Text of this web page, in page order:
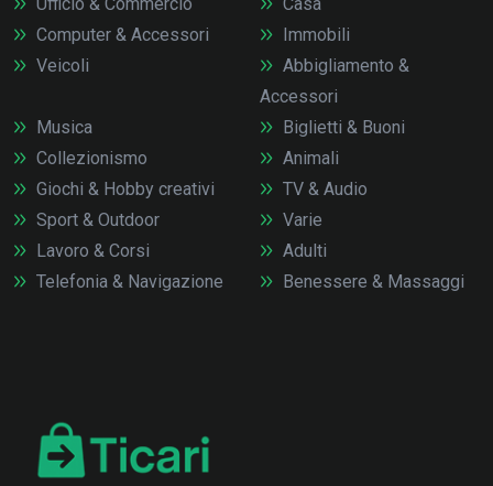
Computer & Accessori
Veicoli
Immobili
Abbigliamento &
Accessori
Musica
Collezionismo
Giochi & Hobby creativi
Sport & Outdoor
Lavoro & Corsi
Telefonia & Navigazione
Biglietti & Buoni
Animali
TV & Audio
Varie
Adulti
Benessere & Massaggi